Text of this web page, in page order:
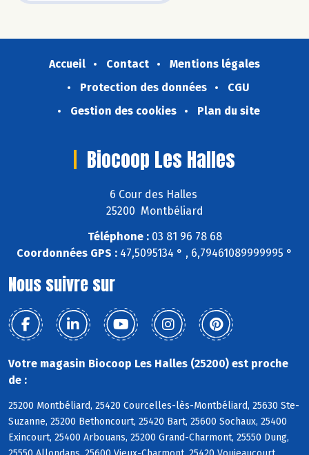
Accueil Contact
Mentions légales
Protection des données
CGU
Gestion des cookies
Plan du site
Biocoop Les Halles
6 Cour des Halles
25200 Montbéliard
Téléphone :03 81 96 78 68
Coordonnées GPS : 47,5095134 ° , 6,79461089999995 °
Nous suivre sur
Votre magasin Biocoop Les Halles (25200) est proche
de :
25200 Montbéliard, 25420 Courcelles-lès-Montbéliard, 25630 Ste-
Suzanne, 25200 Bethoncourt, 25420 Bart, 25600 Sochaux, 25400
Exincourt, 25400 Arbouans, 25200 Grand-Charmont, 25550 Dung,